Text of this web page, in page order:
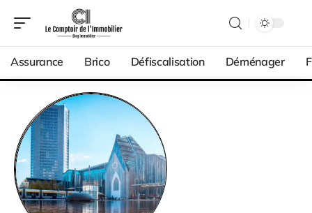
Assurance Brico Défiscalisation Déménager